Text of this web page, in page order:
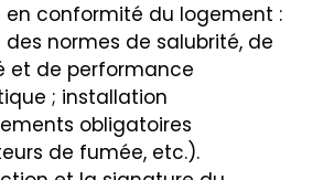
en conformité du logement :
des normes de salubrité, de
et de performance
; installation
obligatoires
de fumée, etc.).